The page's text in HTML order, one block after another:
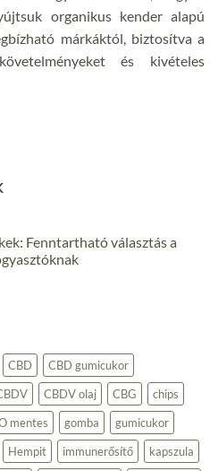
organikus kender alapú
márkáktól, biztosítva a
és kivételes
Fenntartható választás a
CBD
CBD gumicukor
CBDV olaj CBG
chips
mentes gomba
gumicukor
Hempit immunerősítő
kapszula